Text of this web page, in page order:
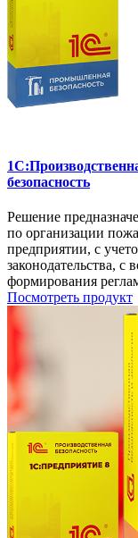
безопасность
Решение
по организации
предприятии, с
законодательства,
формирования
Посмотреть продукт